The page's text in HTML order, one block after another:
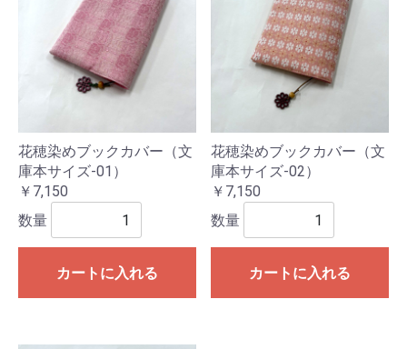
花穂染めブックカバー（文
庫本サイズ-01）
￥7,150
数量
カートに入れる
花穂染めブックカバー（文
庫本サイズ-02）
￥7,150
数量
カートに入れる